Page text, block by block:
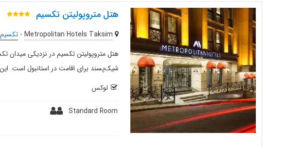
هتل متروپولیتن تکسیم
Metropolitan Hotels Taksim
-تکسیم
هتل متروپولیتن تکسیم در نزدیکی میدان
شیک‌پسند برای اقامت در استانبول است.
لوکس
Standard Room